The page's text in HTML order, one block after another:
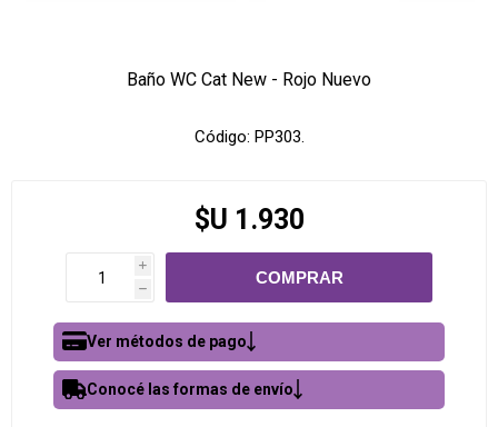
Baño WC Cat New - Rojo Nuevo
Código: PP303.
$U 1.930
i
h
Ver métodos de pago
Conocé las formas de envío